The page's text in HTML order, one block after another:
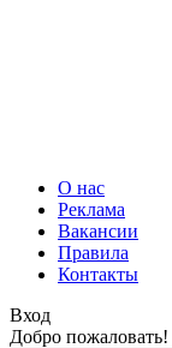
О нас
Реклама
Вакансии
Правила
Контакты
Вход
Добро